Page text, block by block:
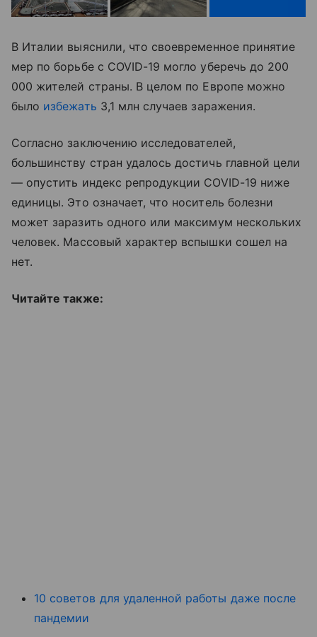
В Италии выяснили, что своевременное принятие
мер по борьбе с COVID-19 могло уберечь до 200
000 жителей страны. В целом по Европе можно
было избежать 3,1 млн случаев заражения.
Согласно заключению исследователей,
большинству стран удалось достичь главной цели
— опустить индекс репродукции COVID-19 ниже
единицы. Это означает, что носитель болезни
может заразить одного или максимум нескольких
человек. Массовый характер вспышки сошел на
нет.
Читайте также:
10 советов для удаленной работы даже после
пандемии